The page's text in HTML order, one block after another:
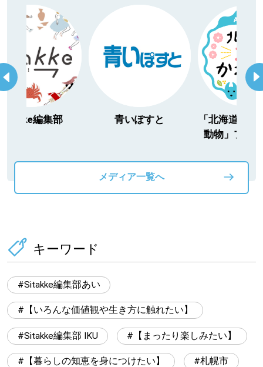
編集部 青いぽすと
「北海道３大
動物」プロジ
メディア一覧へ
キーワード
Sitakke編集部あい
【いろんな価値観や生き方に触れたい】
Sitakke編集部 IKU 【まったり楽しみたい】
【暮らしの知恵を身につけたい】 札幌市